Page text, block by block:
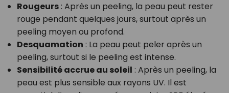
Rougeurs: Après un peeling, la peau peut rester
rouge pendant quelques jours, surtout après un
peeling moyen ou profond.
Desquamation : La peau peut peler après un
peeling, surtout si le peeling est intense.
Sensibilité accrue au soleil : Après un peeling, la
peau est plus sensible aux rayons UV. Il est